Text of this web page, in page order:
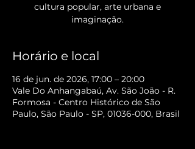
cultura popular, arte urbana e
imaginação.
Horário e local
16 de jun. de 2026, 17:00 – 20:00
Vale Do Anhangabaú, Av. São João - R.
Formosa - Centro Histórico de São
Paulo, São Paulo - SP, 01036-000, Brasil